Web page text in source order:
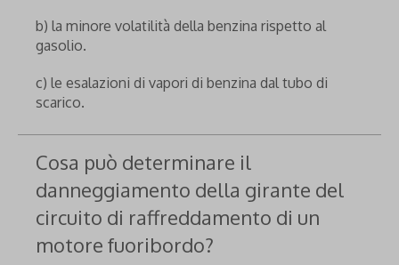
b) la minore volatilità della benzina rispetto al
gasolio.
c) le esalazioni di vapori di benzina dal tubo di
scarico.
Cosa può determinare il
danneggiamento della girante del
circuito di raffreddamento di un
motore fuoribordo?